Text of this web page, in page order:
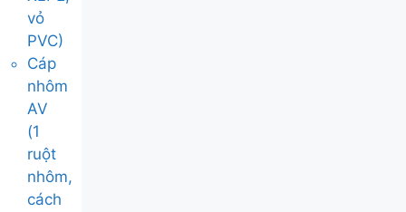
vỏ
PVC)
Cáp
nhôm
AV
(1
ruột
nhôm,
cách